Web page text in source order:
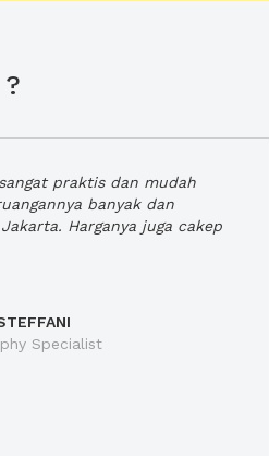
praktis dan mudah
banyak dan
Harganya juga cakep
Specialist